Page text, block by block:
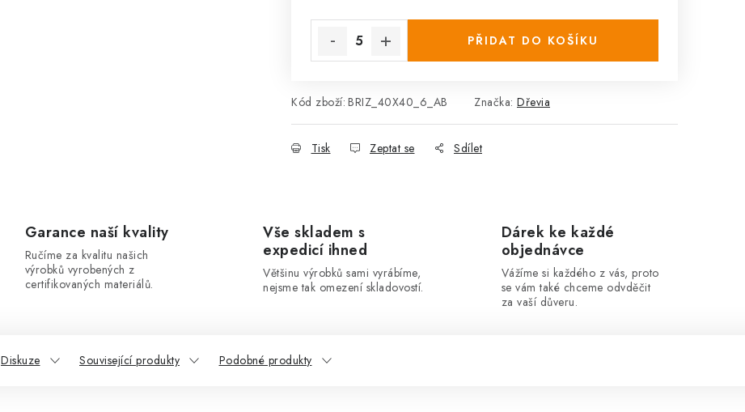
PŘIDAT DO KOŠÍKU
Kód zboží: BRIZ_40X40_6_AB Značka: Dřevia
Tisk Zeptat se Sdílet
Garance naší kvality
Ručíme za kvalitu našich
výrobků vyrobených z
certifikovaných materiálů.
Vše skladem s
expedicí ihned
Většinu výrobků sami vyrábíme,
nejsme tak omezení skladovostí.
Dárek ke každé
objednávce
Vážíme si každého z vás, proto
se vám také chceme odvděčit
za vaší důveru.
Diskuze Související produkty Podobné produkty